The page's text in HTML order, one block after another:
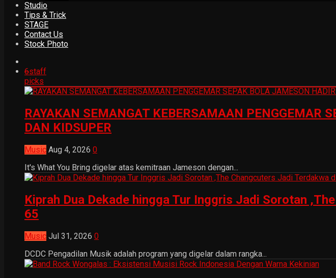
Studio
Tips & Trick
STAGE
Contact Us
Stock Photo
6staff
picks
RAYAKAN SEMANGAT KEBERSAMAAN PENGGEMAR
DAN KIDSUPER
Music Aug 4, 2026 0
It's What You Bring digelar atas kemitraan Jameson dengan...
Kiprah Dua Dekade hingga Tur Inggris Jadi Sorotan
65
Music Jul 31, 2026 0
DCDC Pengadilan Musik adalah program yang digelar dalam rangka...